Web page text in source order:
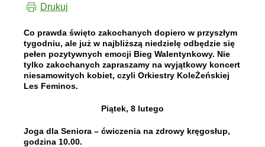
Drukuj
Co prawda święto zakochanych dopiero w przyszłym
tygodniu, ale już w najbliższą niedzielę odbędzie się
pełen pozytywnych emocji Bieg Walentynkowy. Nie
tylko zakochanych zapraszamy na wyjątkowy koncert
niesamowitych kobiet, czyli Orkiestry KoleŻeńskiej
Les Feminos.
Piątek, 8 lutego
Joga dla Seniora – ćwiczenia na zdrowy kręgosłup,
godzina 10.00.